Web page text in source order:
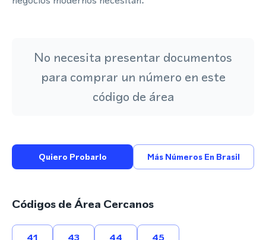
No necesita presentar documentos
para comprar un número en este
código de área
Quiero Probarlo Más Números En Brasil
Códigos de Área Cercanos
41 43 44 45